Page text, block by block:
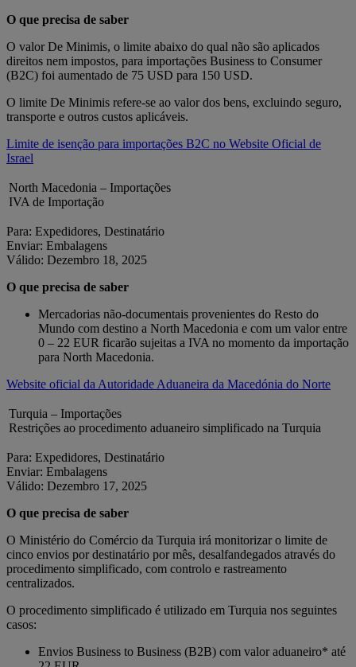
O que precisa de saber
O valor De Minimis, o limite abaixo do qual não são aplicados
direitos nem impostos, para importações Business to Consumer
(B2C) foi aumentado de 75 USD para 150 USD.
O limite De Minimis refere‑se ao valor dos bens, excluindo seguro,
transporte e outros custos aplicáveis.
Limite de isenção para importações B2C no Website Oficial de
Israel
North Macedonia – Importações
IVA de Importação
Para: Expedidores, Destinatário
Enviar: Embalagens
Válido: Dezembro 18, 2025
O que precisa de saber
Mercadorias não‑documentais provenientes do Resto do
Mundo com destino a North Macedonia e com um valor entre
0 – 22 EUR ficarão sujeitas a IVA no momento da importação
para North Macedonia.
Website oficial da Autoridade Aduaneira da Macedónia do Norte
Turquia – Importações
Restrições ao procedimento aduaneiro simplificado na Turquia
Para: Expedidores, Destinatário
Enviar: Embalagens
Válido: Dezembro 17, 2025
O que precisa de saber
O Ministério do Comércio da Turquia irá monitorizar o limite de
cinco envios por destinatário por mês, desalfandegados através do
procedimento simplificado, com controlo e rastreamento
centralizados.
O procedimento simplificado é utilizado em Turquia nos seguintes
casos:
Envios Business to Business (B2B) com valor aduaneiro* até